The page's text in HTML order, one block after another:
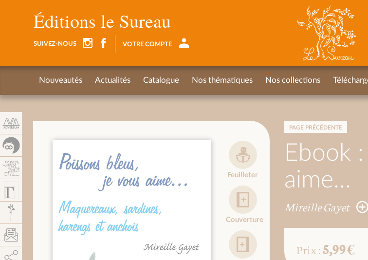
PAGE PRÉCÉDENTE
Ebook
aime...
Mireille Gayet
Feuilleter
Couverture
Prix : 5,99 €
Éditions le Sureau
SUIVEZ-NOUS VOTRE COMPTE
Nouveautés Actualités Catalogue Nos thématiques Nos collections
Autoriser